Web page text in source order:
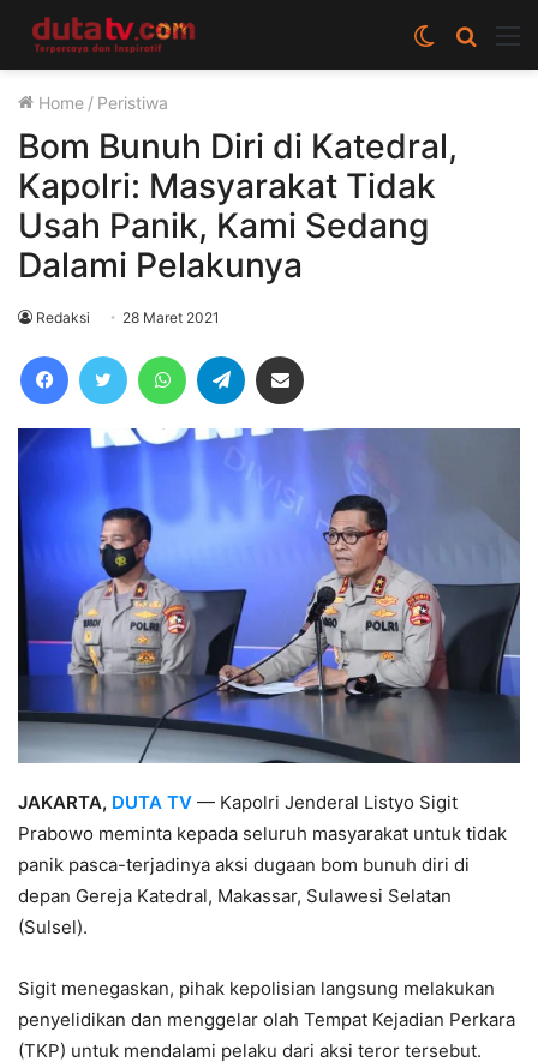
Cari
berita
Switch
skin
Home / Peristiwa
Bom Bunuh Diri di Katedral,
Kapolri: Masyarakat Tidak
Usah Panik, Kami Sedang
Dalami Pelakunya
Redaksi 28 Maret 2021
FacebookTwitter WhatsAppTelegram
JAKARTA, DUTA TV — Kapolri Jenderal Listyo Sigit
Prabowo meminta kepada seluruh masyarakat untuk tidak
panik pasca-terjadinya aksi dugaan bom bunuh diri di
depan Gereja Katedral, Makassar, Sulawesi Selatan
(Sulsel).
Sigit menegaskan, pihak kepolisian langsung melakukan
penyelidikan dan menggelar olah Tempat Kejadian Perkara
(TKP) untuk mendalami pelaku dari aksi teror tersebut.